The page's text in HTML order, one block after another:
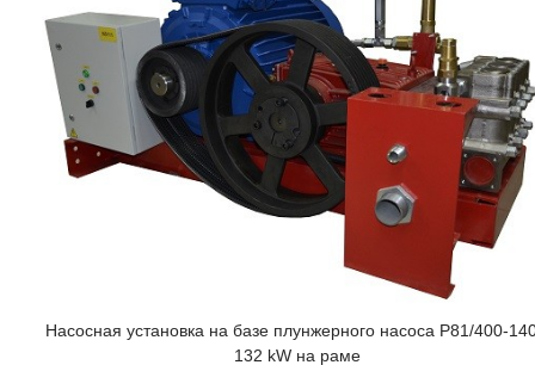
Насосная установка на базе плунжерного насоса P81/400-
132 kW на раме